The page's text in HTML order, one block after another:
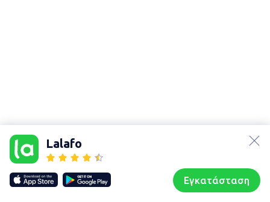
Lalafo
Εγκατάσταση
Our websites
lalafo.kg
lalafo.rs
lalafo.pl
Sitemap
Χάρτης
Συζητήσεις Προφίλ